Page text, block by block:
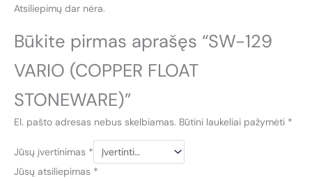
Atsiliepimų dar nėra.
Būkite pirmas aprašęs “SW-129
VARIO (COPPER FLOAT
STONEWARE)”
El. pašto adresas nebus skelbiamas. Būtini laukeliai pažymėti *
Jūsų įvertinimas *
Jūsų atsiliepimas *